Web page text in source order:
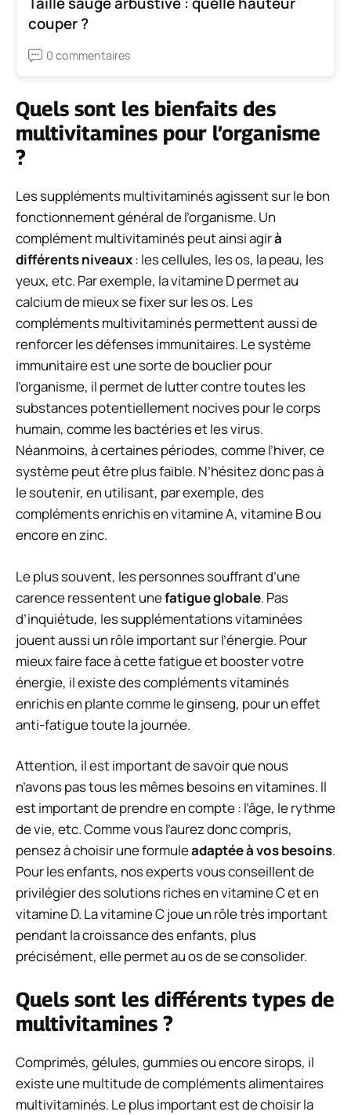
couper ?
0 commentaires
Quels sont les bienfaits des
multivitamines pour l’organisme
?
Les suppléments multivitaminés agissent sur le bon
fonctionnement général de l’organisme. Un
complément multivitaminés peut ainsi agirà
différents niveaux: les cellules, les os, la peau, les
yeux, etc. Par exemple, la vitamine D permet au
calcium de mieux se fixer sur les os. Les
compléments multivitaminés permettent aussi de
renforcer les défenses immunitaires. Le système
immunitaire est une sorte de bouclier pour
l’organisme, il permet de lutter contre toutes les
substances potentiellement nocives pour le corps
humain, comme les bactéries et les virus.
Néanmoins, à certaines périodes, comme l’hiver, ce
système peut être plus faible. N’hésitez donc pas à
le soutenir, en utilisant, par exemple, des
compléments enrichis en vitamine A, vitamine B ou
encore enzinc.
Le plus souvent, les personnes souffrant d’une
carence ressentent unefatigue globale. Pas
d’inquiétude, les supplémentations vitaminées
jouent aussi un rôle important sur l’énergie. Pour
mieux faire face à cette fatigue et booster votre
énergie, il existe des compléments vitaminés
enrichis en plante comme le ginseng, pour un effet
anti-fatigue toute la journée.
Attention, il est important de savoir que nous
n’avons pas tous les mêmes besoins en vitamines. Il
est important de prendre en compte : l’âge, le rythme
de vie, etc. Comme vous l’aurez donc compris,
pensez à choisir une formuleadaptée à vos besoins.
Pour les enfants, nos experts vous conseillent de
privilégier des solutions riches en vitamine C et en
vitamine D. La vitamine C joue un rôle très important
pendant la croissance des enfants, plus
précisément, elle permet au os de se consolider.
Quels sont les différents types de
multivitamines ?
Comprimés, gélules, gummies ou encore sirops, il
existe une multitude de compléments alimentaires
multivitaminés. Le plus important est de choisir la